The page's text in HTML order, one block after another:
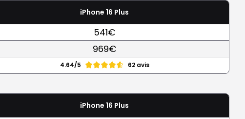
iPhone 16 Plus
541€
969€
4.64/5 62 avis
iPhone 16 Plus